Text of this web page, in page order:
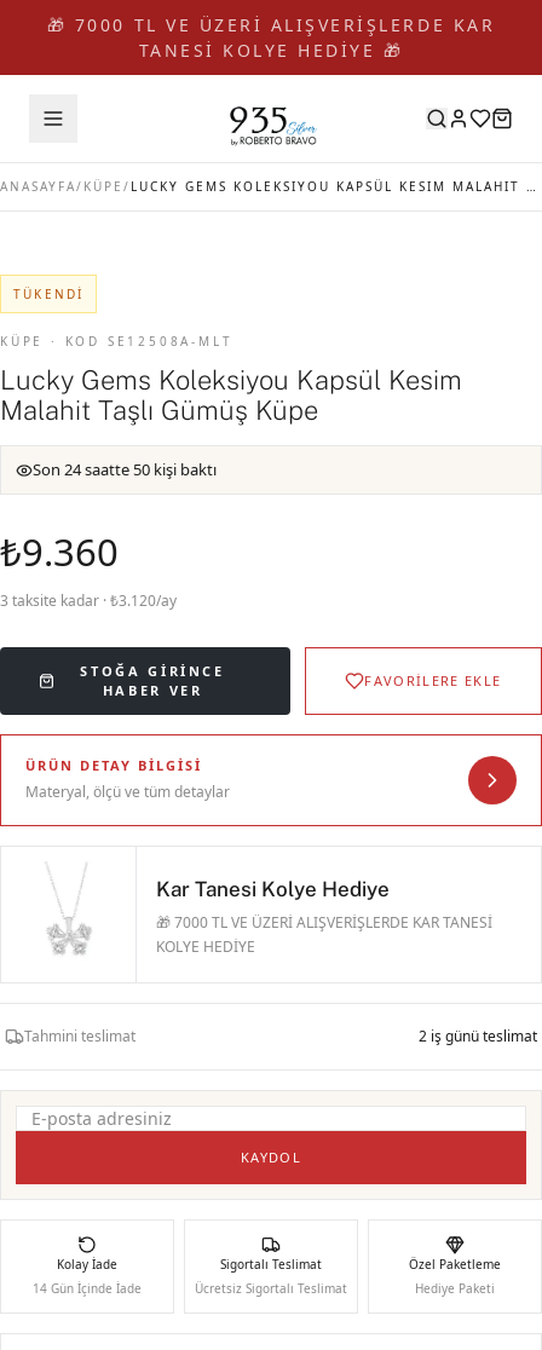
🎁 7000 TL VE ÜZERİ ALIŞVERİŞLERDE KAR
TANESİ KOLYE HEDİYE 🎁
ANASAYFA/ KÜPE / LUCKY GEMS KOLEKSIYOU KAPSÜL KESIM MALAHIT TAŞLI GÜMÜŞ KÜPE
TÜKENDI
KÜPE · KOD SE12508A-MLT
Lucky Gems Koleksiyou Kapsül Kesim
Malahit Taşlı Gümüş Küpe
Son 24 saatte 50 kişi baktı
₺9.360
3 taksite kadar · ₺3.120/ay
STOĞA GIRINCE
HABER VER
FAVORİLERE EKLE
ÜRÜN DETAY BILGISI
Materyal, ölçü ve tüm detaylar
Kar Tanesi Kolye Hediye
🎁 7000 TL VE ÜZERİ ALIŞVERİŞLERDE KAR TANESİ
KOLYE HEDİYE
Tahmini teslimat 2 iş günü teslimat
KAYDOL
Kolay İade
14 Gün İçinde İade
Sigortalı Teslimat
Ücretsiz Sigortalı Teslimat
Özel Paketleme
Hediye Paketi